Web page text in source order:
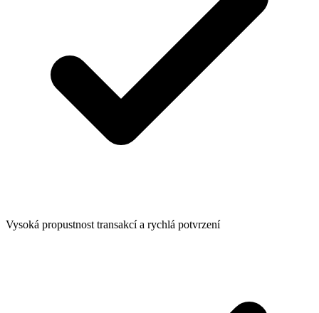
Vysoká propustnost transakcí a rychlá potvrzení